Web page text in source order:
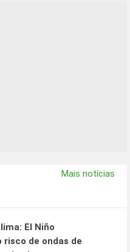
Mais notícias
El Niño
risco de ondas de